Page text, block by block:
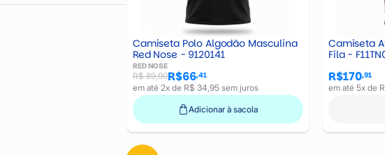
Camiseta Polo Algodão Masculina
Red Nose - 9120141
RED NOSE
R$ 89,90R$66,41
em até 2x de R$ 34,95 sem juros
Adicionar à sacola
Camiseta
Fila -
R$170,91
em até 5x de